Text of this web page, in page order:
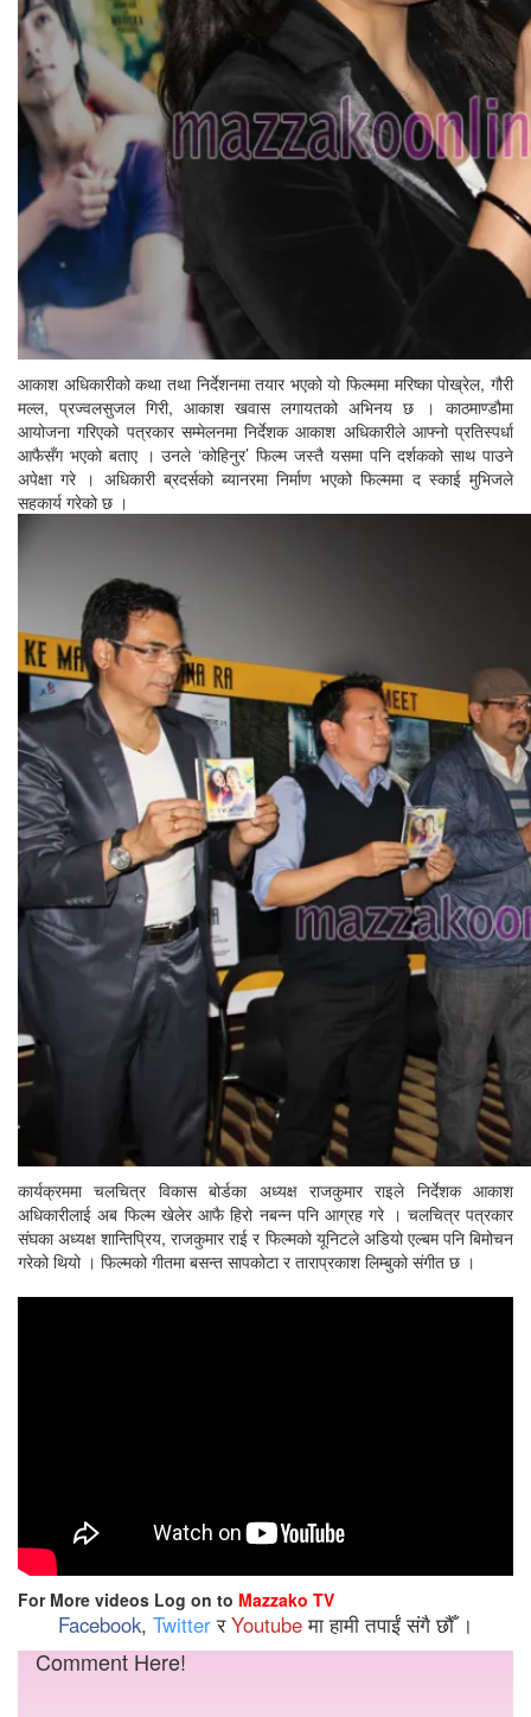
आकाश अधिकारीको कथा तथा निर्देशनमा तयार भएको यो फिल्ममा मरिष्का पोख्रेल, गौरी
मल्ल, प्रज्वलसुजल गिरी, आकाश खवास लगायतको अभिनय छ । काठमाण्डौमा
आयोजना गरिएको पत्रकार सम्मेलनमा निर्देशक आकाश अधिकारीले आफ्नो प्रतिस्पर्धा
आफैसँग भएको बताए । उनले ‘कोहिनुर’ फिल्म जस्तै यसमा पनि दर्शकको साथ पाउने
अपेक्षा गरे । अधिकारी ब्रदर्सको ब्यानरमा निर्माण भएको फिल्ममा द स्काई मुभिजले
सहकार्य गरेको छ ।
कार्यक्रममा चलचित्र विकास बोर्डका अध्यक्ष राजकुमार राइले निर्देशक आकाश
अधिकारीलाई अब फिल्म खेलेर आफै हिरो नबन्न पनि आग्रह गरे । चलचित्र पत्रकार
संघका अध्यक्ष शान्तिप्रिय, राजकुमार राई र फिल्मको यूनिटले अडियो एल्बम पनि बिमोचन
गरेको थियो । फिल्मको गीतमा बसन्त सापकोटा र ताराप्रकाश लिम्बुको संगीत छ ।
For More videos Log on to Mazzako TV
Facebook, TwitterरYoutubeमा हामी तपाईं संगै छौँ ।
Comment Here!